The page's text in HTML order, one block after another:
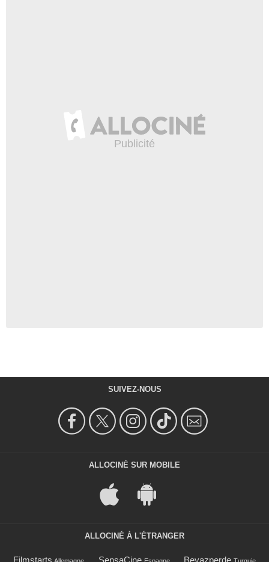
SUIVEZ-NOUS
ALLOCINÉ SUR MOBILE
ALLOCINÉ À L'ÉTRANGER
Filmstarts Allemagne SensaCine Espagne Beyazperde Turquie